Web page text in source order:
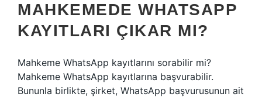
MAHKEMEDE WHATSAPP
KAYITLARI ÇIKAR MI?
Mahkeme WhatsApp kayıtlarını sorabilir mi?
Mahkeme WhatsApp kayıtlarına başvurabilir.
Bununla birlikte, şirket, WhatsApp başvurusunun ait